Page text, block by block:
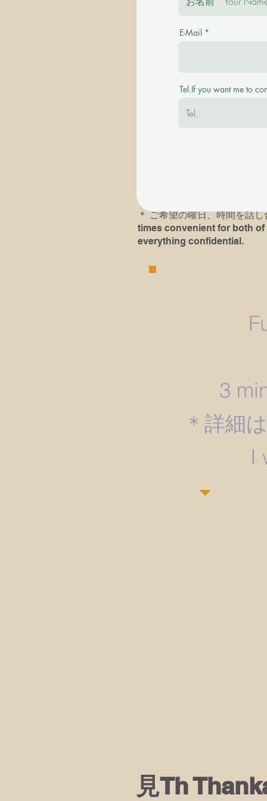
＊その後に有料の体験レッ
available with a fee.
す。If you or your child(
＊​ ご希望の曜日、時間を話
times convenient for both of
everything confidential.
E-Mail
Tel.If you want me to
3
＊詳細
​I
見Th